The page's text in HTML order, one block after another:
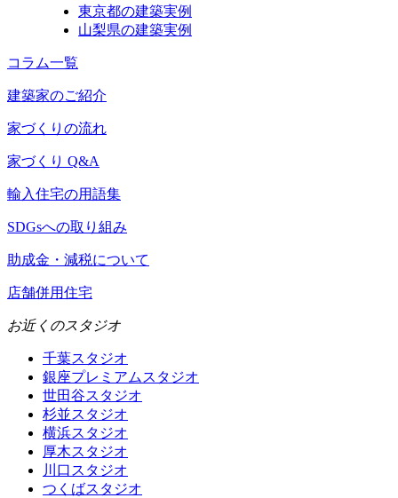
東京都の建築実例
山梨県の建築実例
コラム一覧
建築家のご紹介
家づくりの流れ
家づくり Q&A
輸入住宅の用語集
SDGsへの取り組み
助成金・減税について
店舗併用住宅
お近くのスタジオ
千葉スタジオ
銀座プレミアムスタジオ
世田谷スタジオ
杉並スタジオ
横浜スタジオ
厚木スタジオ
川口スタジオ
つくばスタジオ